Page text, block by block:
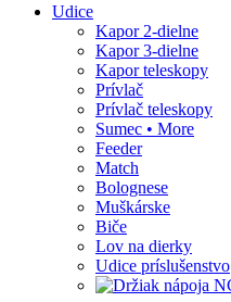
Udice
Kapor 2-dielne
Kapor 3-dielne
Kapor teleskopy
Prívlač
Prívlač teleskopy
Sumec • More
Feeder
Match
Bolognese
Muškárske
Biče
Lov na dierky
Udice príslušenstvo